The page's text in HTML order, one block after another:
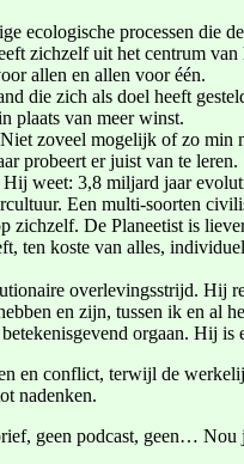
processen die
zichzelf uit het centrum
allen en allen voor één.
die zich als doel heeft
plaats van meer winst.
zoveel mogelijk of zo
probeert er juist van te leren.
weet: 3,8 miljard jaar
Een multi-soorten
zichzelf. De Planeetist is
ten koste van alles,
overlevingsstrijd.
en zijn, tussen ik en al
orgaan. Hij
en conflict, terwijl de
nadenken.
geen podcast, geen… Nou